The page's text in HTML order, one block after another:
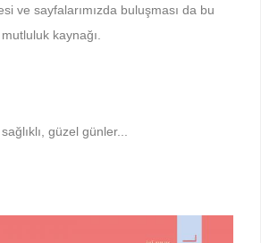
ve sayfalarımızda buluşması da bu
kaynağı.
güzel günler...